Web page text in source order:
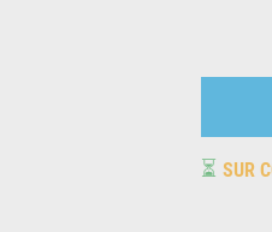
⏳ SUR